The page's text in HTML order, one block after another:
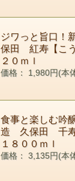
ジワっと旨口
保田 紅寿【こ
２０ｍｌ
価格： 1,980円(本
食事と楽しむ吟
造 久保田 千寿
１８００ｍｌ
価格： 3,135円(本